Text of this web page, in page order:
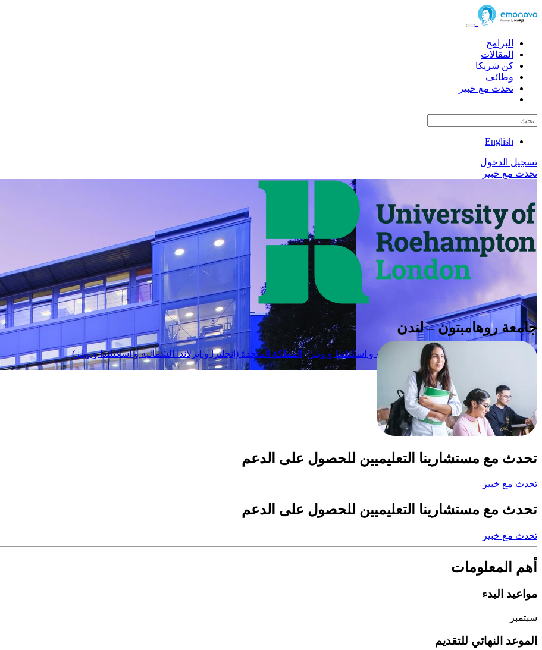
البرامج
المقالات
كن شريكا
وظائف
تحدث مع خبير
English
تسجيل الدخول
تحدث مع خبير
جامعة روهامبتون – لندن
المملكة المتحدة (إنجلترا و ايرلاندا الشماليه و اسكتلندا و ويلز),المملكة المتحدة (إنجلترا و ايرلاندا الشماليه و اسكتلندا و ويلز)
تحدث مع مستشارينا التعليميين للحصول على الدعم
تحدث مع خبير
تحدث مع مستشارينا التعليميين للحصول على الدعم
تحدث مع خبير
أهم المعلومات
مواعيد البدء
سبتمبر
الموعد النهائي للتقديم